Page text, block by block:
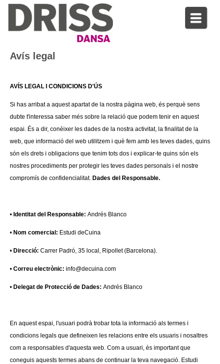
Avís legal
AVÍS LEGAL I CONDICIONS D'ÚS
Si has arribat a aquest apartat de la nostra pàgina web, és perquè sens
dubte t'interessa saber més sobre la relació que podem tenir en aquest
espai. És a dir, conèixer les dades de la nostra activitat, la finalitat de la
web, que informació del web utilitzem i què fem amb les teves dades, quins
són els drets i obligacions que tenim tots dos i explicar-te quins són els
nostres procediments per protegir les teves dades personals i el nostre
compromís de confidencialitat. Dades del Responsable.
• Identitat del Responsable: Andrés Blanco
• Nom comercial: Estudi deCuina
• Direcció: Carrer Padró, 35 local, Ripollet (Barcelona).
• Correu electrònic: info@decuina.com
• Delegat de Protecció de Dades: Andrés Blanco
En aquest espai, l'usuari podrà trobar tota la informació als termes i
condicions legals que defineixen les relacions entre els usuaris i nosaltres
com a responsables d'aquesta web. Com a usuari, és important que
coneguis aquests termes abans de continuar la teva navegació. Estudi